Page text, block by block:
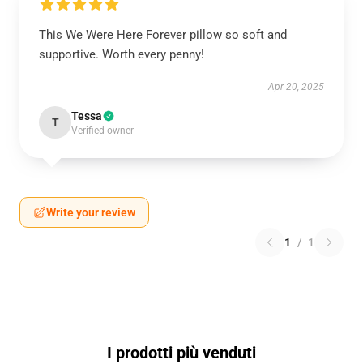
This We Were Here Forever pillow so soft and
supportive. Worth every penny!
Apr 20, 2025
T Tessa
Verified owner
Write your review
1 / 1
I prodotti più venduti